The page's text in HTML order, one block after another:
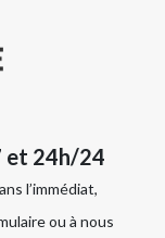
et 24h/24
l’immédiat,
ou à nous